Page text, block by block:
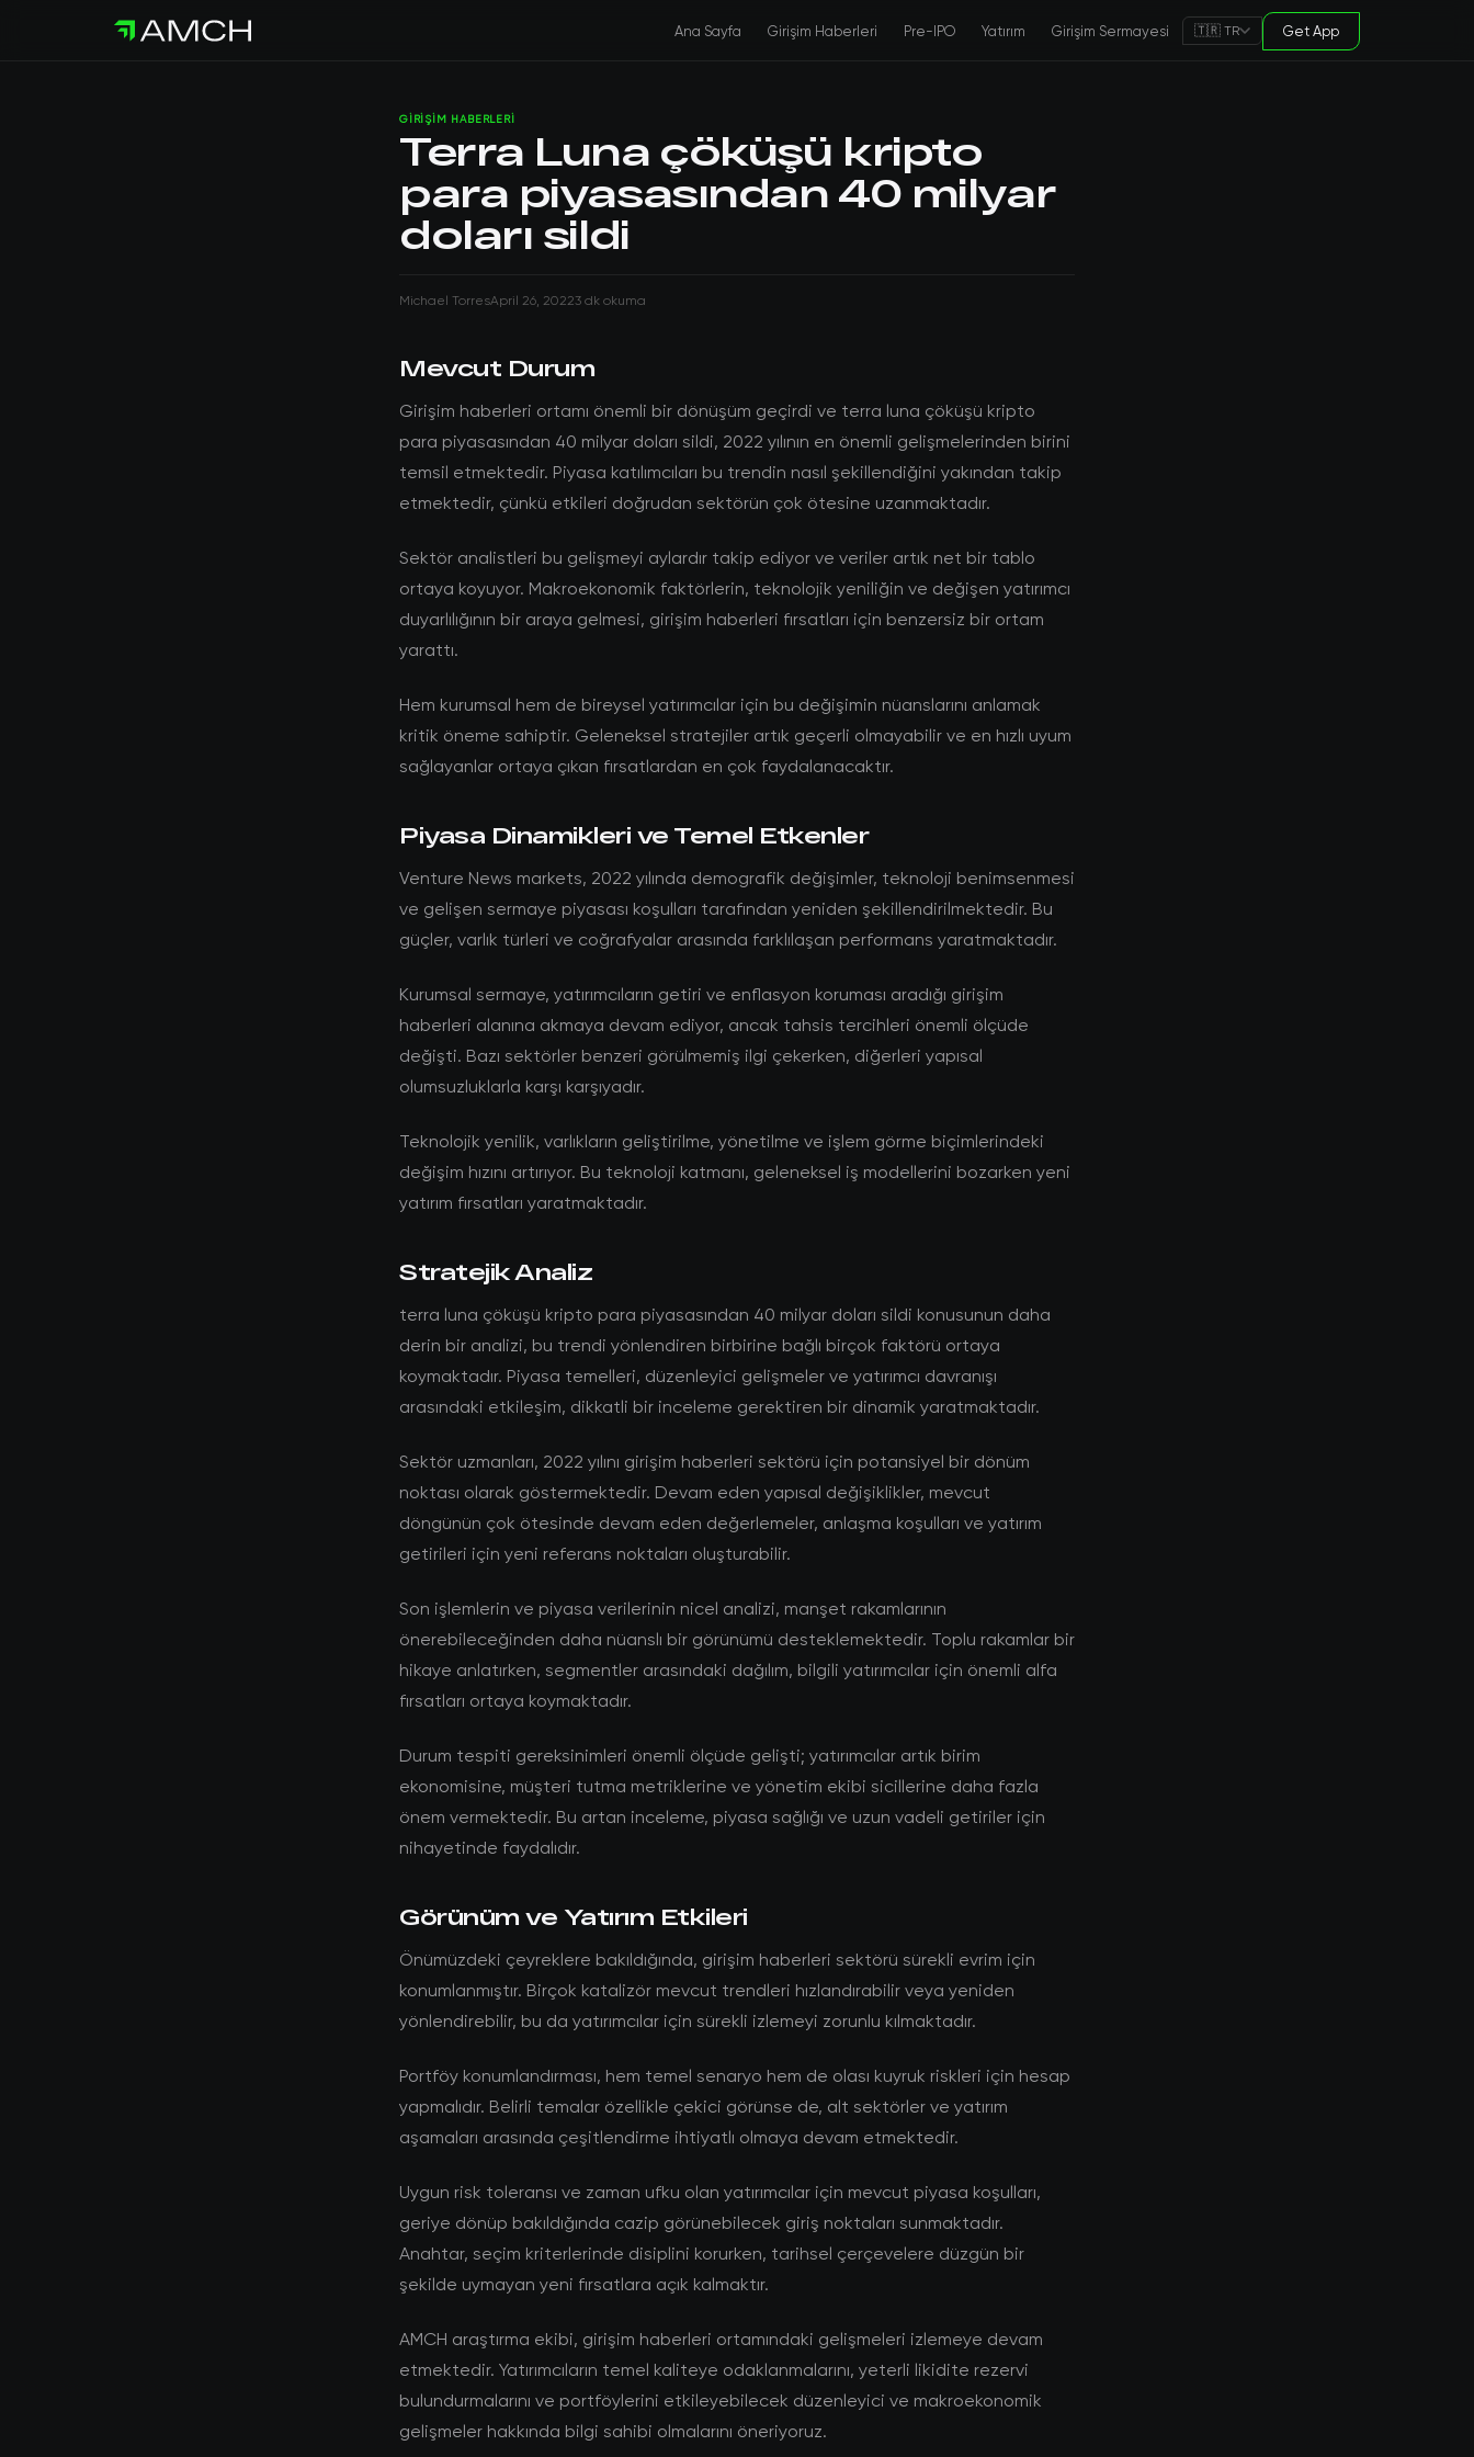
Ana Sayfa Girişim Haberleri Pre-IPO Yatırım Girişim Sermayesi 🇹🇷 TR Get App
GIRIŞIM HABERLERI
Terra Luna çöküşü kripto
para piyasasından 40 milyar
doları sildi
Michael TorresApril 26, 20223 dk okuma
Mevcut Durum
Girişim haberleri ortamı önemli bir dönüşüm geçirdi ve terra luna çöküşü kripto
para piyasasından 40 milyar doları sildi, 2022 yılının en önemli gelişmelerinden birini
temsil etmektedir. Piyasa katılımcıları bu trendin nasıl şekillendiğini yakından takip
etmektedir, çünkü etkileri doğrudan sektörün çok ötesine uzanmaktadır.
Sektör analistleri bu gelişmeyi aylardır takip ediyor ve veriler artık net bir tablo
ortaya koyuyor. Makroekonomik faktörlerin, teknolojik yeniliğin ve değişen yatırımcı
duyarlılığının bir araya gelmesi, girişim haberleri fırsatları için benzersiz bir ortam
yarattı.
Hem kurumsal hem de bireysel yatırımcılar için bu değişimin nüanslarını anlamak
kritik öneme sahiptir. Geleneksel stratejiler artık geçerli olmayabilir ve en hızlı uyum
sağlayanlar ortaya çıkan fırsatlardan en çok faydalanacaktır.
Piyasa Dinamikleri ve Temel Etkenler
Venture News markets, 2022 yılında demografik değişimler, teknoloji benimsenmesi
ve gelişen sermaye piyasası koşulları tarafından yeniden şekillendirilmektedir. Bu
güçler, varlık türleri ve coğrafyalar arasında farklılaşan performans yaratmaktadır.
Kurumsal sermaye, yatırımcıların getiri ve enflasyon koruması aradığı girişim
haberleri alanına akmaya devam ediyor, ancak tahsis tercihleri önemli ölçüde
değişti. Bazı sektörler benzeri görülmemiş ilgi çekerken, diğerleri yapısal
olumsuzluklarla karşı karşıyadır.
Teknolojik yenilik, varlıkların geliştirilme, yönetilme ve işlem görme biçimlerindeki
değişim hızını artırıyor. Bu teknoloji katmanı, geleneksel iş modellerini bozarken yeni
yatırım fırsatları yaratmaktadır.
Stratejik Analiz
terra luna çöküşü kripto para piyasasından 40 milyar doları sildi konusunun daha
derin bir analizi, bu trendi yönlendiren birbirine bağlı birçok faktörü ortaya
koymaktadır. Piyasa temelleri, düzenleyici gelişmeler ve yatırımcı davranışı
arasındaki etkileşim, dikkatli bir inceleme gerektiren bir dinamik yaratmaktadır.
Sektör uzmanları, 2022 yılını girişim haberleri sektörü için potansiyel bir dönüm
noktası olarak göstermektedir. Devam eden yapısal değişiklikler, mevcut
döngünün çok ötesinde devam eden değerlemeler, anlaşma koşulları ve yatırım
getirileri için yeni referans noktaları oluşturabilir.
Son işlemlerin ve piyasa verilerinin nicel analizi, manşet rakamlarının
önerebileceğinden daha nüanslı bir görünümü desteklemektedir. Toplu rakamlar bir
hikaye anlatırken, segmentler arasındaki dağılım, bilgili yatırımcılar için önemli alfa
fırsatları ortaya koymaktadır.
Durum tespiti gereksinimleri önemli ölçüde gelişti; yatırımcılar artık birim
ekonomisine, müşteri tutma metriklerine ve yönetim ekibi sicillerine daha fazla
önem vermektedir. Bu artan inceleme, piyasa sağlığı ve uzun vadeli getiriler için
nihayetinde faydalıdır.
Görünüm ve Yatırım Etkileri
Önümüzdeki çeyreklere bakıldığında, girişim haberleri sektörü sürekli evrim için
konumlanmıştır. Birçok katalizör mevcut trendleri hızlandırabilir veya yeniden
yönlendirebilir, bu da yatırımcılar için sürekli izlemeyi zorunlu kılmaktadır.
Portföy konumlandırması, hem temel senaryo hem de olası kuyruk riskleri için hesap
yapmalıdır. Belirli temalar özellikle çekici görünse de, alt sektörler ve yatırım
aşamaları arasında çeşitlendirme ihtiyatlı olmaya devam etmektedir.
Uygun risk toleransı ve zaman ufku olan yatırımcılar için mevcut piyasa koşulları,
geriye dönüp bakıldığında cazip görünebilecek giriş noktaları sunmaktadır.
Anahtar, seçim kriterlerinde disiplini korurken, tarihsel çerçevelere düzgün bir
şekilde uymayan yeni fırsatlara açık kalmaktır.
AMCH araştırma ekibi, girişim haberleri ortamındaki gelişmeleri izlemeye devam
etmektedir. Yatırımcıların temel kaliteye odaklanmalarını, yeterli likidite rezervi
bulundurmalarını ve portföylerini etkileyebilecek düzenleyici ve makroekonomik
gelişmeler hakkında bilgi sahibi olmalarını öneriyoruz.